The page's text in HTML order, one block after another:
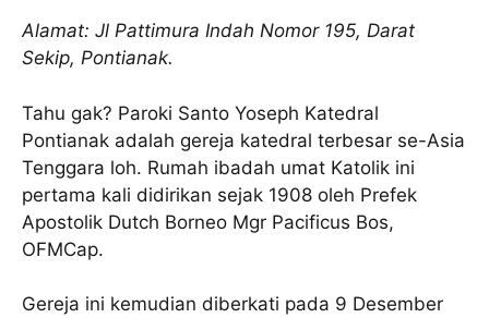
Alamat: Jl Pattimura Indah Nomor 195, Darat
Sekip, Pontianak.
Tahu gak? Paroki Santo Yoseph Katedral
Pontianak adalah gereja katedral terbesar se-Asia
Tenggara loh. Rumah ibadah umat Katolik ini
pertama kali didirikan sejak 1908 oleh Prefek
Apostolik Dutch Borneo Mgr Pacificus Bos,
OFMCap.
Gereja ini kemudian diberkati pada 9 Desember